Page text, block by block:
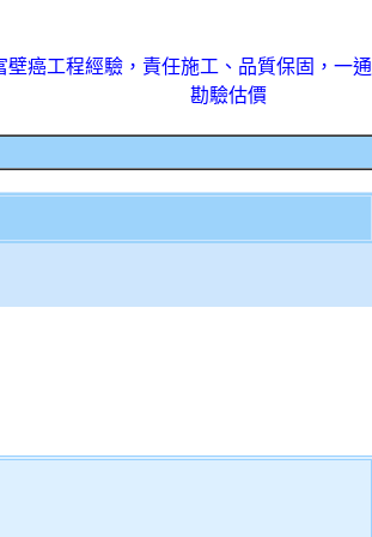
壁癌工程經驗，責任施工、品質保固，一
勘驗估價